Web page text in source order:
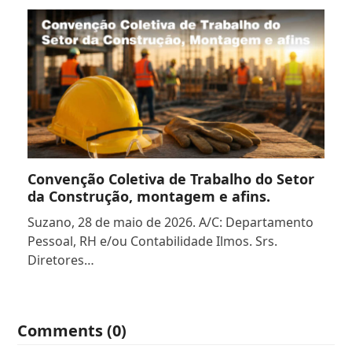
Convenção Coletiva de Trabalho do Setor
da Construção, montagem e afins.
Suzano, 28 de maio de 2026. A/C: Departamento
Pessoal, RH e/ou Contabilidade Ilmos. Srs.
Diretores…
Comments (0)